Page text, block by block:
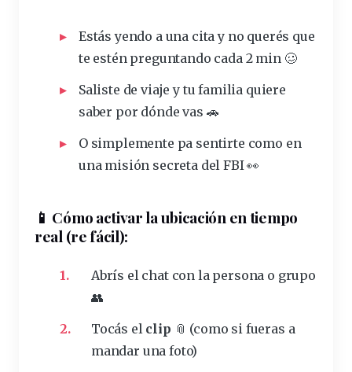
Estás yendo a una cita y no querés que
te estén preguntando cada 2 min 🥴
Saliste de viaje y tu familia quiere
saber por dónde vas 🚗
O simplemente pa sentirte como en
una misión secreta del FBI 👀
📱 Cómo activar la ubicación en tiempo
real (re fácil):
Abrís el chat con la persona o grupo
👥
Tocás el clip 📎 (como si fueras a
mandar una foto)